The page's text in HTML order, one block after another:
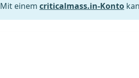
Mit einem criticalmass.in-Konto